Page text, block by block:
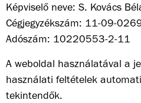
Képviselő neve: S. Kovács
Cégjegyzékszám: 11-09-
Adószám: 10220553-2-11
A weboldal használatával a
használati feltételek
tekintendők.